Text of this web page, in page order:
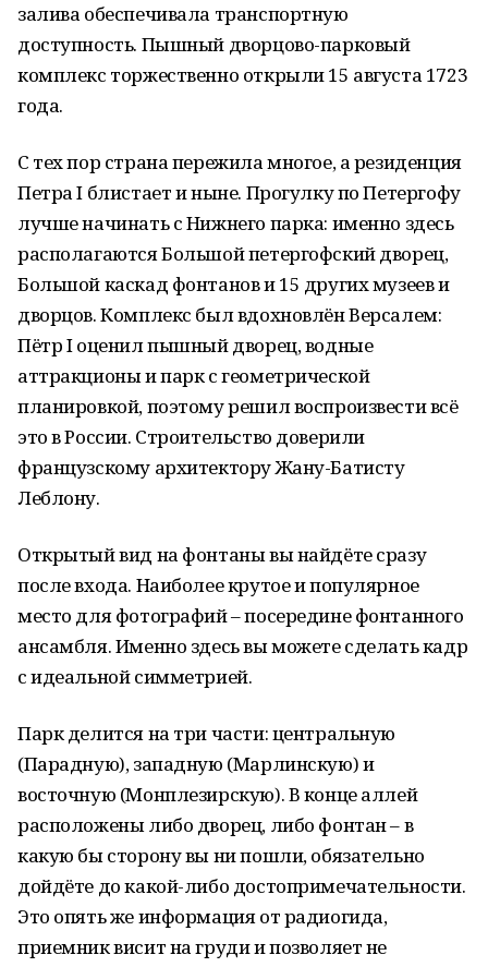
залива обеспечивала транспортную
доступность. Пышный дворцово-парковый
комплекс торжественно открыли 15 августа 1723
года.
С тех пор страна пережила многое, а резиденция
Петра I блистает и ныне. Прогулку по Петергофу
лучше начинать с Нижнего парка: именно здесь
располагаются Большой петергофский дворец,
Большой каскад фонтанов и 15 других музеев и
дворцов. Комплекс был вдохновлён Версалем:
Пётр I оценил пышный дворец, водные
аттракционы и парк с геометрической
планировкой, поэтому решил воспроизвести всё
это в России. Строительство доверили
французскому архитектору Жану-Батисту
Леблону.
Открытый вид на фонтаны вы найдёте сразу
после входа. Наиболее крутое и популярное
место для фотографий – посередине фонтанного
ансамбля. Именно здесь вы можете сделать кадр
с идеальной симметрией.
Парк делится на три части: центральную
(Парадную), западную (Марлинскую) и
восточную (Монплезирскую). В конце аллей
расположены либо дворец, либо фонтан – в
какую бы сторону вы ни пошли, обязательно
дойдёте до какой-либо достопримечательности.
Это опять же информация от радиогида,
приемник висит на груди и позволяет не